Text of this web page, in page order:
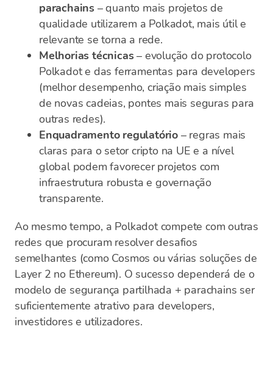
parachains – quanto mais projetos de
qualidade utilizarem a Polkadot, mais útil e
relevante se torna a rede.
Melhorias técnicas – evolução do protocolo
Polkadot e das ferramentas para developers
(melhor desempenho, criação mais simples
de novas cadeias, pontes mais seguras para
outras redes).
Enquadramento regulatório – regras mais
claras para o setor cripto na UE e a nível
global podem favorecer projetos com
infraestrutura robusta e governação
transparente.
Ao mesmo tempo, a Polkadot compete com outras
redes que procuram resolver desafios
semelhantes (como Cosmos ou várias soluções de
Layer 2 no Ethereum). O sucesso dependerá de o
modelo de segurança partilhada + parachains ser
suficientemente atrativo para developers,
investidores e utilizadores.